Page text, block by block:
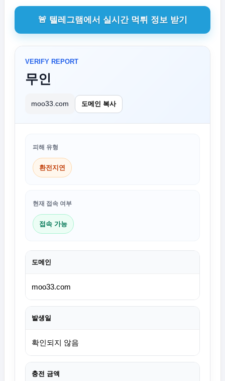
🚨 텔레그램에서 실시간 먹튀 정보 받기
VERIFY REPORT
무인
moo33.com 도메인 복사
피해 유형
환전지연
현재 접속 여부
접속 가능
도메인
moo33.com
발생일
확인되지 않음
충전 금액